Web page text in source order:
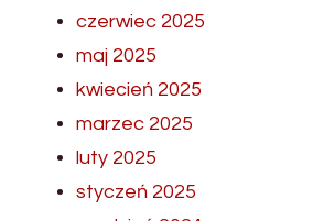
czerwiec 2025
maj 2025
kwiecień 2025
marzec 2025
luty 2025
styczeń 2025